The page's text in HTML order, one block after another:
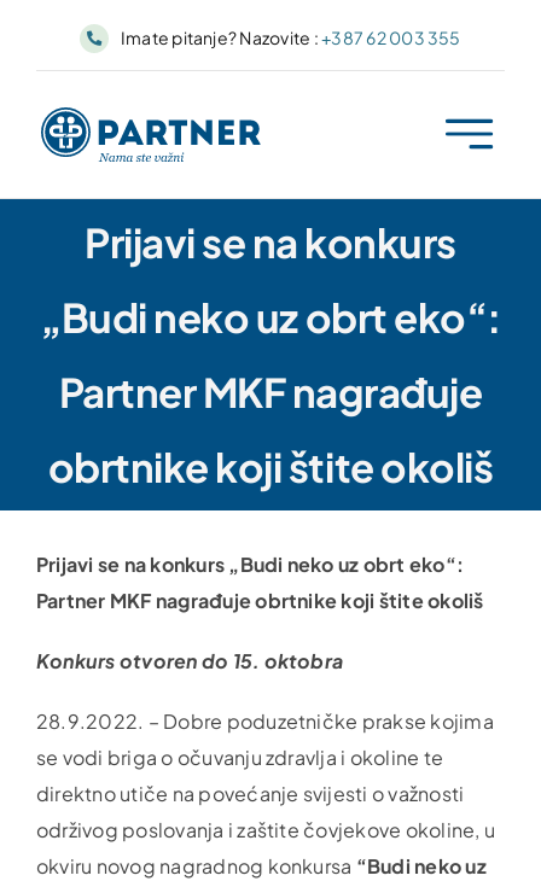
Imate pitanje? Nazovite :+387 62 003 355
Prijavi se na konkurs
„Budi neko uz obrt eko“:
Partner MKF nagrađuje
obrtnike koji štite okoliš
Prijavi se na konkurs „Budi neko uz obrt eko“:
Partner MKF nagrađuje obrtnike koji štite okoliš
Konkurs otvoren do 15. oktobra
28.9.2022. – Dobre poduzetničke prakse kojima
se vodi briga o očuvanju zdravlja i okoline te
direktno utiče na povećanje svijesti o važnosti
održivog poslovanja i zaštite čovjekove okoline, u
okviru novog nagradnog konkursa “Budi neko uz